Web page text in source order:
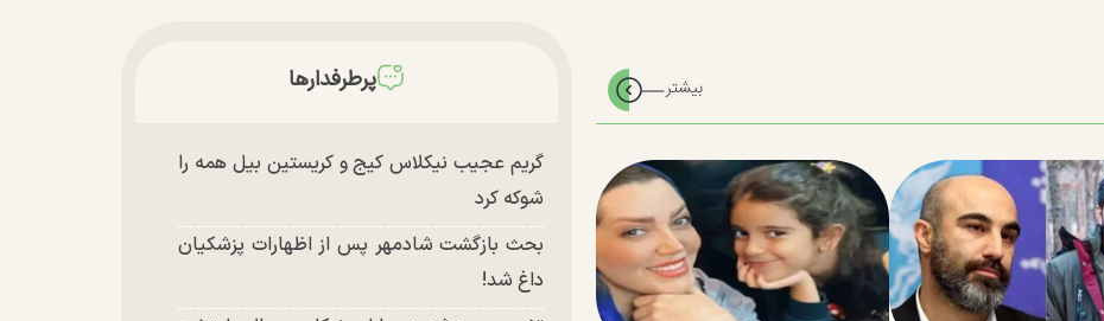
پرطرفدارها
گریم عجیب نیکلاس کیج و کریستین بیل همه را
شوکه کرد
بحث بازگشت شادمهر پس از اظهارات پزشکیان
داغ شد!